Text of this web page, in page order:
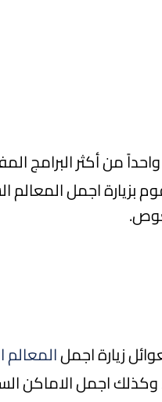
واحداً من أكثر البرامج
بزيارة اجمل
زيارة اجملالمعالم
، وكذلك اجمل الاماكن